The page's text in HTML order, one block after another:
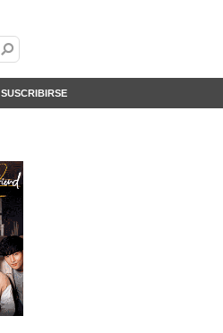
SUSCRIBIRSE